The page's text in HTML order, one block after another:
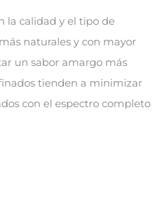
la calidad y el tipo de
naturales y con mayor
un sabor amargo más
tienden a minimizar
con el espectro completo